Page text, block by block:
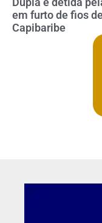
em furto de fios
Capibaribe